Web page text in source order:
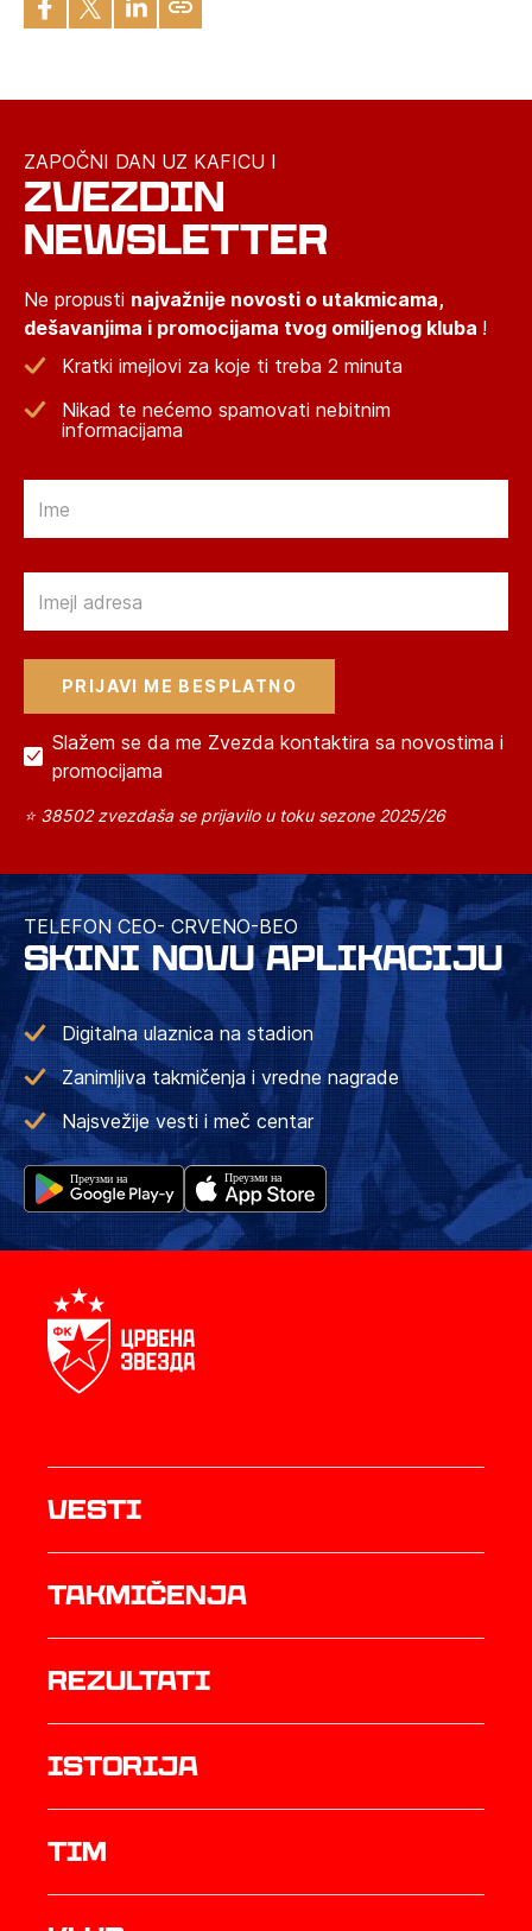
ZAPOČNI DAN UZ KAFICU I
ZVEZDIN
NEWSLETTER
Ne propusti najvažnije novosti o utakmicama,
dešavanjima i promocijama tvog omiljenog kluba !
Kratki imejlovi za koje ti treba 2 minuta
Nikad te nećemo spamovati nebitnim
informacijama
Slažem se da me Zvezda kontaktira sa novostima i
promocijama
⭐ 38502 zvezdaša se prijavilo u toku sezone 2025/26
TELEFON CEO- CRVENO-BEO
SKINI NOVU APLIKACIJU
Digitalna ulaznica na stadion
Zanimljiva takmičenja i vredne nagrade
Najsvežije vesti i meč centar
Vesti
Takmičenja
rezultati
istorija
TIM